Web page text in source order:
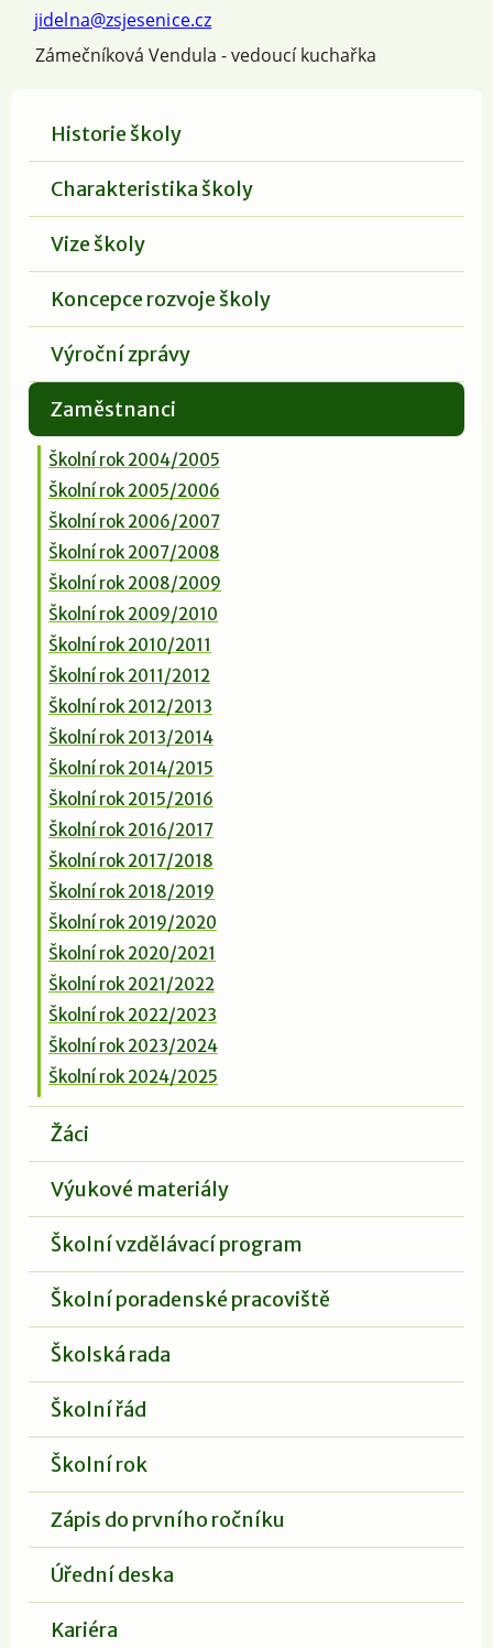
jidelna@zsjesenice.cz
Zámečníková Vendula - vedoucí kuchařka
Historie školy
Charakteristika školy
Vize školy
Koncepce rozvoje školy
Výroční zprávy
Zaměstnanci
Školní rok 2004/2005
Školní rok 2005/2006
Školní rok 2006/2007
Školní rok 2007/2008
Školní rok 2008/2009
Školní rok 2009/2010
Školní rok 2010/2011
Školní rok 2011/2012
Školní rok 2012/2013
Školní rok 2013/2014
Školní rok 2014/2015
Školní rok 2015/2016
Školní rok 2016/2017
Školní rok 2017/2018
Školní rok 2018/2019
Školní rok 2019/2020
Školní rok 2020/2021
Školní rok 2021/2022
Školní rok 2022/2023
Školní rok 2023/2024
Školní rok 2024/2025
Žáci
Výukové materiály
Školní vzdělávací program
Školní poradenské pracoviště
Školská rada
Školní řád
Školní rok
Zápis do prvního ročníku
Úřední deska
Kariéra